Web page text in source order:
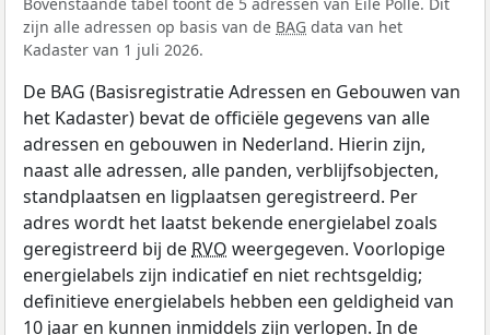
Bovenstaande tabel toont de 5 adressen van Eile Pôlle. Dit
zijn alle adressen op basis van de BAG data van het
Kadaster van 1 juli 2026.
De BAG (Basisregistratie Adressen en Gebouwen van
het Kadaster) bevat de officiële gegevens van alle
adressen en gebouwen in Nederland. Hierin zijn,
naast alle adressen, alle panden, verblijfsobjecten,
standplaatsen en ligplaatsen geregistreerd. Per
adres wordt het laatst bekende energielabel zoals
geregistreerd bij de RVO weergegeven. Voorlopige
energielabels zijn indicatief en niet rechtsgeldig;
definitieve energielabels hebben een geldigheid van
10 jaar en kunnen inmiddels zijn verlopen. In de